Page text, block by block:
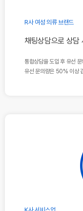
R사 여성 의류 브랜드
채팅상담으로 상담
통합상담을 도입 후 유선
유선 문의량은 50% 이상